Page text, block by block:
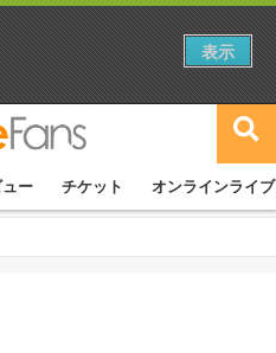
ュー チケット オンラインライブ
表示